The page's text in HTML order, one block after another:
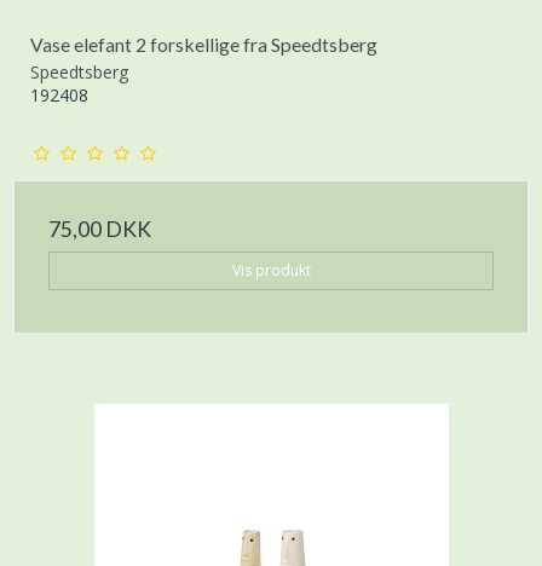
Vase elefant 2 forskellige fra Speedtsberg
Speedtsberg
192408
75,00 DKK
Vis produkt